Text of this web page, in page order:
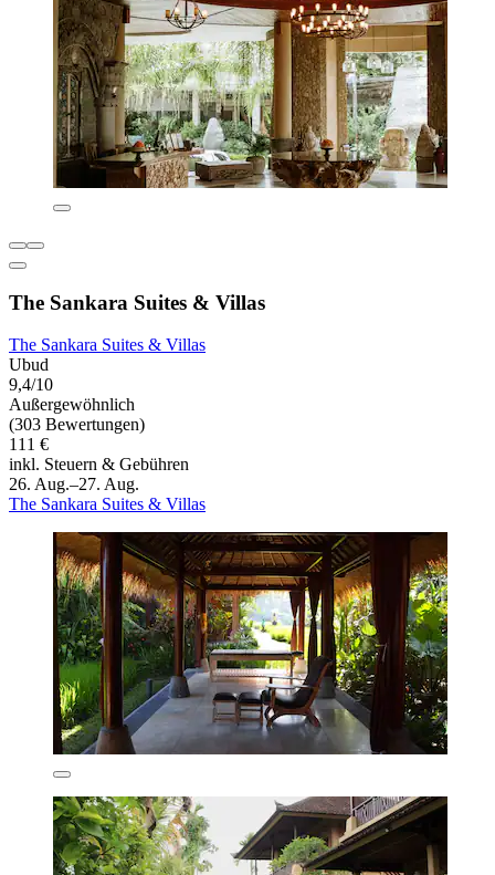
The Sankara Suites & Villas
The Sankara Suites & Villas
Ubud
9,4/10
Außergewöhnlich
(303 Bewertungen)
111 €
inkl. Steuern & Gebühren
26. Aug.–27. Aug.
The Sankara Suites & Villas